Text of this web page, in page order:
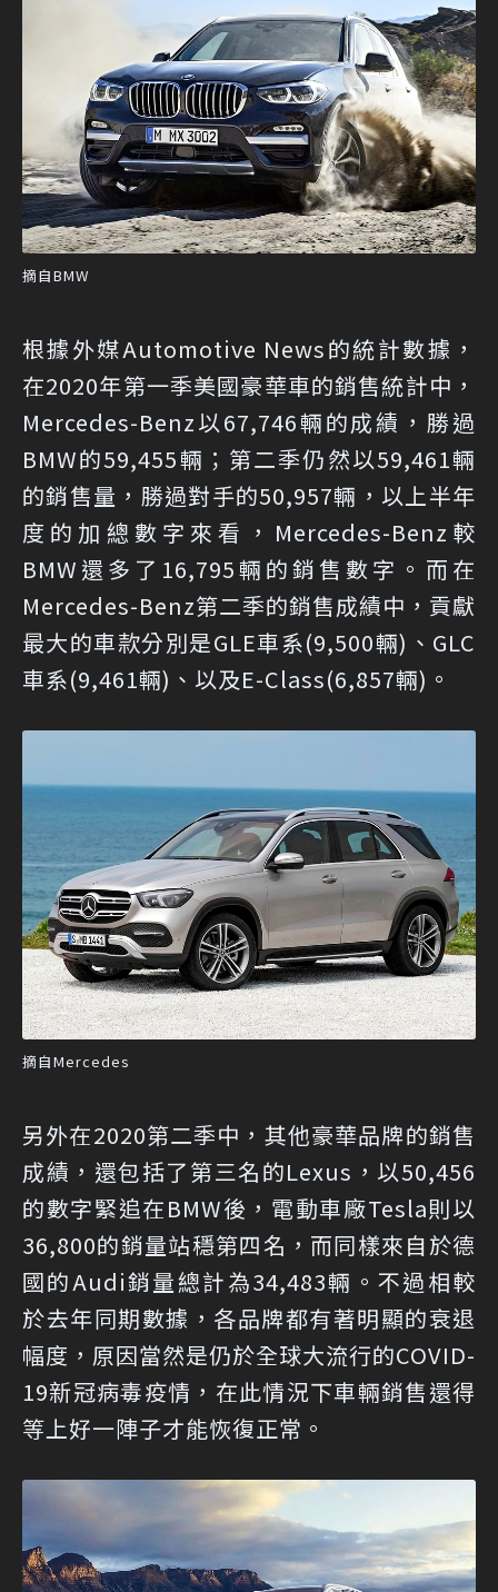
摘自BMW
根據外媒Automotive News的統計數據，
在2020年第一季美國豪華車的銷售統計中，
Mercedes-Benz以67,746輛的成績，勝過
BMW的59,455輛；第二季仍然以59,461輛
的銷售量，勝過對手的50,957輛，以上半年
度的加總數字來看，Mercedes-Benz較
BMW還多了16,795輛的銷售數字。而在
Mercedes-Benz第二季的銷售成績中，貢獻
最大的車款分別是GLE車系(9,500輛)、GLC
車系(9,461輛)、以及E-Class(6,857輛)。
摘自Mercedes
另外在2020第二季中，其他豪華品牌的銷售
成績，還包括了第三名的Lexus，以50,456
的數字緊追在BMW後，電動車廠Tesla則以
36,800的銷量站穩第四名，而同樣來自於德
國的Audi銷量總計為34,483輛。不過相較
於去年同期數據，各品牌都有著明顯的衰退
幅度，原因當然是仍於全球大流行的COVID-
19新冠病毒疫情，在此情況下車輛銷售還得
等上好一陣子才能恢復正常。